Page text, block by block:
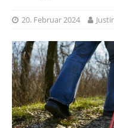
20. Februar 2024